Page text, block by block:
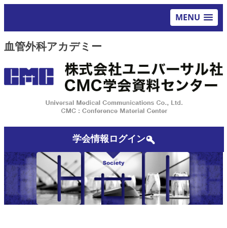
MENU
血管外科アカデミー
学会情報ログイン